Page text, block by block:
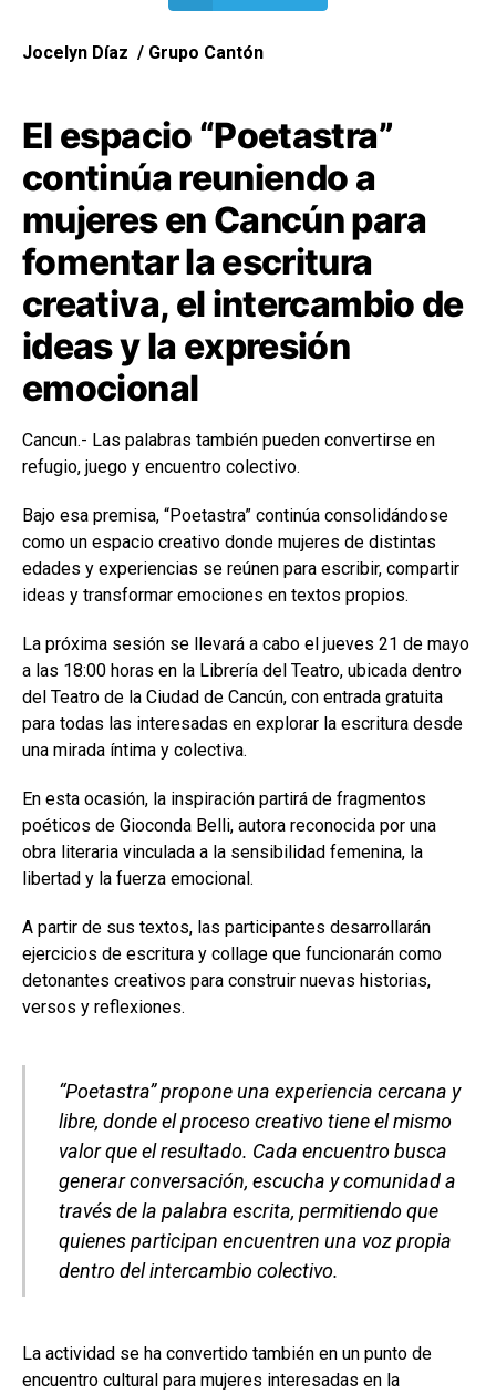
Jocelyn Díaz / Grupo Cantón
El espacio “Poetastra”
continúa reuniendo a
mujeres en Cancún para
fomentar la escritura
creativa, el intercambio de
ideas y la expresión
emocional
Cancun.- Las palabras también pueden convertirse en
refugio, juego y encuentro colectivo.
Bajo esa premisa, “Poetastra” continúa consolidándose
como un espacio creativo donde mujeres de distintas
edades y experiencias se reúnen para escribir, compartir
ideas y transformar emociones en textos propios.
La próxima sesión se llevará a cabo el jueves 21 de mayo
a las 18:00 horas en la Librería del Teatro, ubicada dentro
del Teatro de la Ciudad de Cancún, con entrada gratuita
para todas las interesadas en explorar la escritura desde
una mirada íntima y colectiva.
En esta ocasión, la inspiración partirá de fragmentos
poéticos de Gioconda Belli, autora reconocida por una
obra literaria vinculada a la sensibilidad femenina, la
libertad y la fuerza emocional.
A partir de sus textos, las participantes desarrollarán
ejercicios de escritura y collage que funcionarán como
detonantes creativos para construir nuevas historias,
versos y reflexiones.
“Poetastra” propone una experiencia cercana y
libre, donde el proceso creativo tiene el mismo
valor que el resultado. Cada encuentro busca
generar conversación, escucha y comunidad a
través de la palabra escrita, permitiendo que
quienes participan encuentren una voz propia
dentro del intercambio colectivo.
La actividad se ha convertido también en un punto de
encuentro cultural para mujeres interesadas en la